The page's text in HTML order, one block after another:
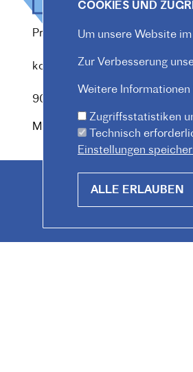
Praterstraße 38, 1020 Wien
kommunikation@institutfr.at
(+43) (01) - 90 90 89
90
Mitarbeiter*innen finden
COOKIES UND
Um unsere Website
Zur Verbesserung
Weitere
Zugriffsstatistiken
Technisch
Einstellungen
ALLE ERLAUBEN